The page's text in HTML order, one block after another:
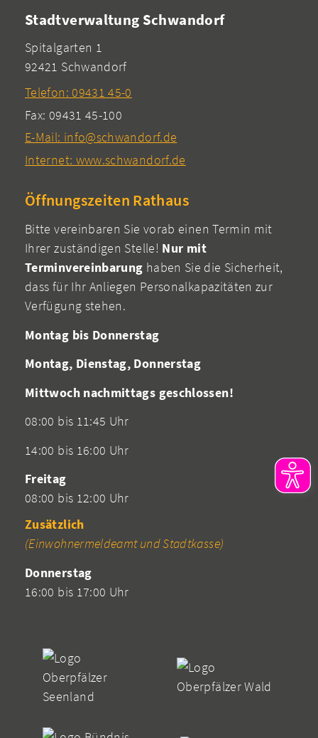
Stadtverwaltung Schwandorf
Spitalgarten 1
92421 Schwandorf
Telefon: 09431 45-0
Fax: 09431 45-100
E-Mail: info@schwandorf.de
Internet: www.schwandorf.de
Öffnungszeiten Rathaus
Bitte vereinbaren Sie vorab einen Termin mit
Ihrer zuständigen Stelle! Nur mit
Terminvereinbarung haben Sie die Sicherheit,
dass für Ihr Anliegen Personalkapazitäten zur
Verfügung stehen.
Montag bis Donnerstag
Montag, Dienstag, Donnerstag
Mittwoch nachmittags geschlossen!
08:00 bis 11:45 Uhr
14:00 bis 16:00 Uhr
Freitag
08:00 bis 12:00 Uhr
Zusätzlich
(Einwohnermeldeamt und Stadtkasse)
Donnerstag
16:00 bis 17:00 Uhr